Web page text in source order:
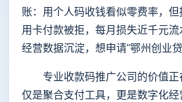
账：用个人码收钱看似零费率，
用卡付款被拒，每月损失近千元
经营数据沉淀，想申请"鄂州创业
专业收款码推广公司的价值正
仅是聚合支付工具，更是数字化